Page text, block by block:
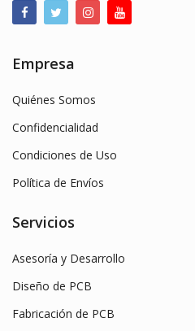
Empresa
Quiénes Somos
Confidencialidad
Condiciones de Uso
Política de Envíos
Servicios
Asesoría y Desarrollo
Diseño de PCB
Fabricación de PCB